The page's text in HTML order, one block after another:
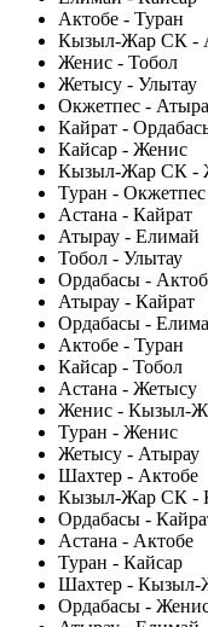
Актобе - Туран
Кызыл-Жар СК -
Женис - Тобол
Жетысу - Улытау
Окжетпес -
Кайрат -
Кайсар - Женис
Кызыл-Жар СК -
Туран - Окжетпес
Астана - Кайрат
Атырау - Елимай
Тобол - Улытау
Ордабасы -
Атырау - Кайрат
Ордабасы -
Актобе - Туран
Кайсар - Тобол
Астана - Жетысу
Женис - Кызыл-
Туран - Женис
Жетысу - Атырау
Шахтер - Актобе
Кызыл-Жар СК -
Ордабасы -
Астана - Актобе
Туран - Кайсар
Шахтер -
Ордабасы -